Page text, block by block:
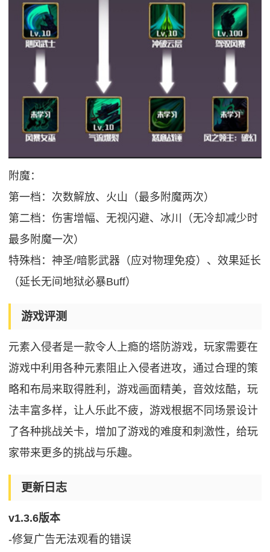
附魔：
第一档：次数解放、火山（最多附魔两次）
第二档：伤害增幅、无视闪避、冰川（无冷却减少时
最多附魔一次）
特殊档：神圣/暗影武器（应对物理免疫）、效果延长
（延长无间地狱必暴Buff）
游戏评测
元素入侵者是一款令人上瘾的塔防游戏，玩家需要在
游戏中利用各种元素阻止入侵者进攻，通过合理的策
略和布局来取得胜利，游戏画面精美，音效炫酷，玩
法丰富多样，让人乐此不疲，游戏根据不同场景设计
了各种挑战关卡，增加了游戏的难度和刺激性，给玩
家带来更多的挑战与乐趣。
更新日志
v1.3.6版本
-修复广告无法观看的错误